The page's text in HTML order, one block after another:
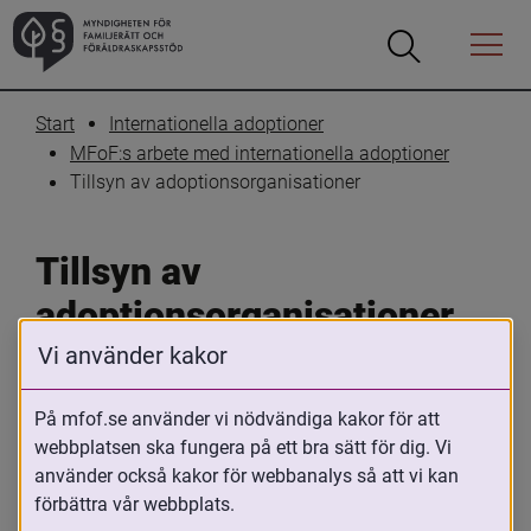
Öppna
Öppna
Menyn
Start
Internationella adoptioner
MFoF:s arbete med internationella adoptioner
Tillsyn av adoptionsorganisationer
Tillsyn av
adoptionsorganisationer
Skriv ut Dela
Internationella adoptioner förmedlas av
organisationer som har MFoF:s
auktorisation. Det innebär att
Vi använder kakor
På mfof.se använder vi nödvändiga kakor för att
webbplatsen ska fungera på ett bra sätt för dig. Vi
använder också kakor för webbanalys så att vi kan
förbättra vår webbplats.